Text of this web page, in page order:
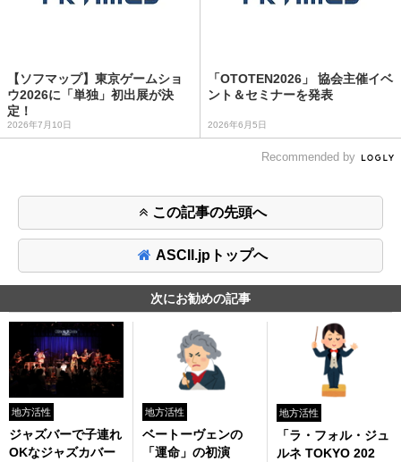
【ソフマップ】東京ゲームショ
ウ2026に「単独」初出展が決
定！
2026年7月10日
「OTOTEN2026」 協会主催イベ
ント＆セミナーを発表
2026年6月5日
Recommended by
この記事の先頭へ
ASCII.jpトップへ
次にお勧めの記事
地方活性
ジャズバーで子連れ
OKなジャズカバー
地方活性
ベートーヴェンの
「運命」の初演
地方活性
「ラ・フォル・ジュ
ルネ TOKYO 202